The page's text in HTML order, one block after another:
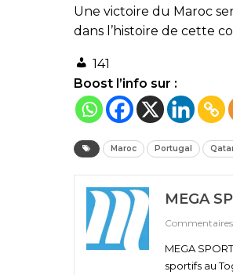
Une victoire du Maroc
dans l’histoire de cette
141
Boost l’info sur :
Maroc Portugal
MEGA
Commentaires
MEGA
sportifs au